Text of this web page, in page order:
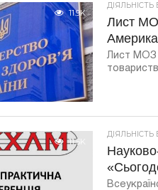
11.9K
Лист
Лист МОЗ
11.5K